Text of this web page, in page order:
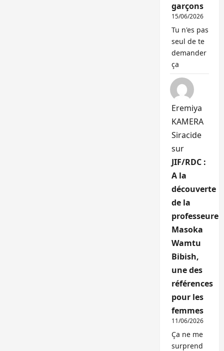
garçons
15/06/2026
Tu n'es pas
seul de te
demander
ça
Eremiya
KAMERA
Siracide
sur
JIF/RDC :
A la
découverte
de la
professeure
Masoka
Wamtu
Bibish,
une des
références
pour les
femmes
11/06/2026
Ça ne me
surprend